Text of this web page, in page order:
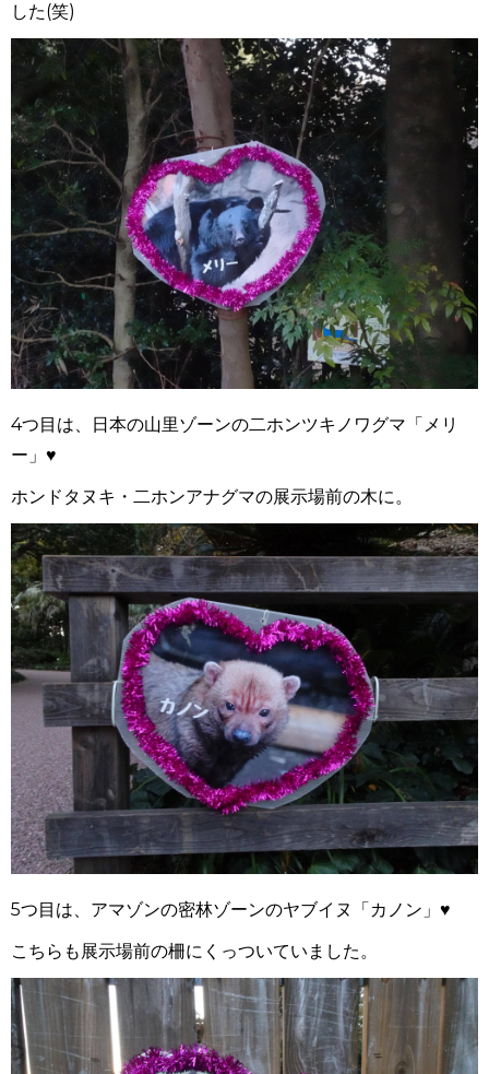
した(笑)
4つ目は、日本の山里ゾーンの二ホンツキノワグマ「メリ
ー」♥
ホンドタヌキ・二ホンアナグマの展示場前の木に。
5つ目は、アマゾンの密林ゾーンのヤブイヌ「カノン」♥
こちらも展示場前の柵にくっついていました。